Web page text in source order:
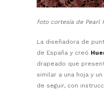
foto cortesía de Pearl
La diseñadora de
de España y creó
drapeado que
similar a una hoja y
de seguir, con